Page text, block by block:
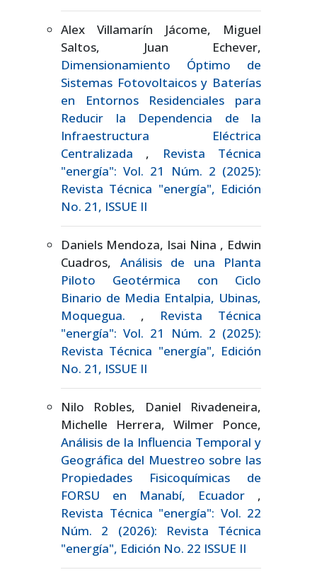
Alex Villamarín Jácome, Miguel
Saltos, Juan Echever,
Dimensionamiento Óptimo de
Sistemas Fotovoltaicos y Baterías
en Entornos Residenciales para
Reducir la Dependencia de la
Infraestructura Eléctrica
Centralizada ,
Revista Técnica
"energía": Vol. 21 Núm. 2 (2025):
Revista Técnica "energía", Edición
No. 21, ISSUE II
Daniels Mendoza, Isai Nina , Edwin
Cuadros, Análisis de una Planta
Piloto Geotérmica con Ciclo
Binario de Media Entalpia, Ubinas,
Moquegua. , Revista Técnica
"energía": Vol. 21 Núm. 2 (2025):
Revista Técnica "energía", Edición
No. 21, ISSUE II
Nilo Robles, Daniel Rivadeneira,
Michelle Herrera, Wilmer Ponce,
Análisis de la Influencia Temporal y
Geográfica del Muestreo sobre las
Propiedades Fisicoquímicas de
FORSU en Manabí, Ecuador ,
Revista Técnica "energía": Vol. 22
Núm. 2 (2026): Revista Técnica
"energía", Edición No. 22 ISSUE II